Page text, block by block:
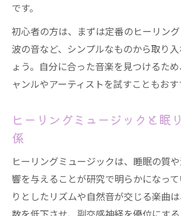
です。
初心者の方は、まずは定番のヒーリン
波の音など、シンプルなものから取り
ょう。自分に合った音楽を見つけるた
ャンルやアーティストを試すこともおす
ヒーリングミュージックと眠
係
ヒーリングミュージックは、睡眠の質
響を与えることが研究で明らかになっ
りとしたリズムや自然音が交じる楽曲